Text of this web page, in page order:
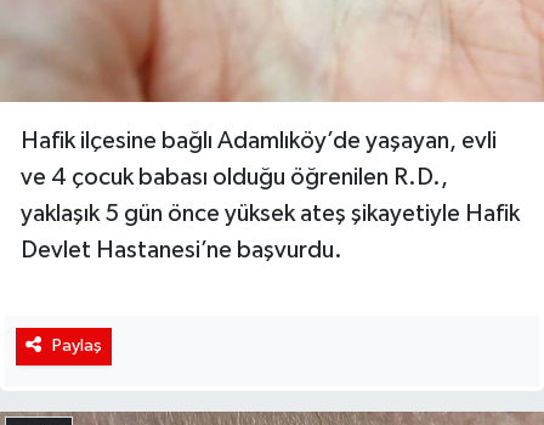
Hafik ilçesine bağlı Adamlıköy’de yaşayan, evli
ve 4 çocuk babası olduğu öğrenilen R.D.,
yaklaşık 5 gün önce yüksek ateş şikayetiyle Hafik
Devlet Hastanesi’ne başvurdu.
Paylaş